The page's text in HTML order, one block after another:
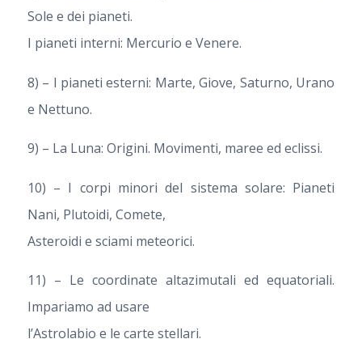
Sole e dei pianeti.
I pianeti interni: Mercurio e Venere.
8) – I pianeti esterni: Marte, Giove, Saturno, Urano
e Nettuno.
9) – La Luna: Origini. Movimenti, maree ed eclissi.
10) – I corpi minori del sistema solare: Pianeti
Nani, Plutoidi, Comete,
Asteroidi e sciami meteorici.
11) – Le coordinate altazimutali ed equatoriali.
Impariamo ad usare
l’Astrolabio e le carte stellari.